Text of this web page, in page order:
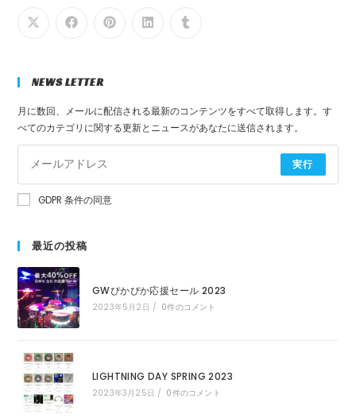
NEWS LETTER
月に数回、メールに配信される最新のコンテンツをすべて取得します。す
べてのカテゴリに関する更新とニュースがあなたに送信されます。
実行
GDPR 条件の同意
最近の投稿
GWぴかぴか応援セール 2023
2023年5月2日 / 0件のコメント
LIGHTNING DAY SPRING 2023
2023年3月25日 / 0件のコメント